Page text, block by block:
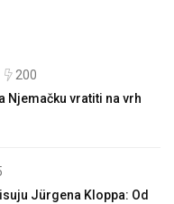
200
Njemačku vratiti na vrh
Jürgena Kloppa: Od